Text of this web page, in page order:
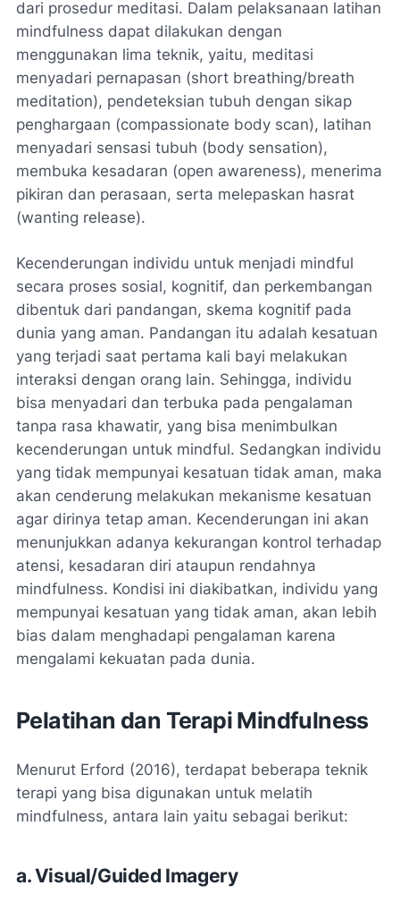
dari prosedur meditasi. Dalam pelaksanaan latihan
mindfulness dapat dilakukan dengan
menggunakan lima teknik, yaitu, meditasi
menyadari pernapasan (short breathing/breath
meditation), pendeteksian tubuh dengan sikap
penghargaan (compassionate body scan), latihan
menyadari sensasi tubuh (body sensation),
membuka kesadaran (open awareness), menerima
pikiran dan perasaan, serta melepaskan hasrat
(wanting release).
Kecenderungan individu untuk menjadi mindful
secara proses sosial, kognitif, dan perkembangan
dibentuk dari pandangan, skema kognitif pada
dunia yang aman. Pandangan itu adalah kesatuan
yang terjadi saat pertama kali bayi melakukan
interaksi dengan orang lain. Sehingga, individu
bisa menyadari dan terbuka pada pengalaman
tanpa rasa khawatir, yang bisa menimbulkan
kecenderungan untuk mindful. Sedangkan individu
yang tidak mempunyai kesatuan tidak aman, maka
akan cenderung melakukan mekanisme kesatuan
agar dirinya tetap aman. Kecenderungan ini akan
menunjukkan adanya kekurangan kontrol terhadap
atensi, kesadaran diri ataupun rendahnya
mindfulness. Kondisi ini diakibatkan, individu yang
mempunyai kesatuan yang tidak aman, akan lebih
bias dalam menghadapi pengalaman karena
mengalami kekuatan pada dunia.
Pelatihan dan Terapi Mindfulness
Menurut Erford (2016), terdapat beberapa teknik
terapi yang bisa digunakan untuk melatih
mindfulness, antara lain yaitu sebagai berikut:
a. Visual/Guided Imagery